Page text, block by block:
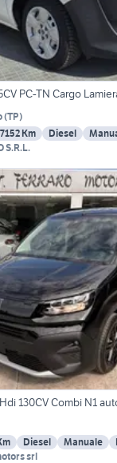
PC-TN Cargo
(TP)
Km Diesel
S.R.L.
130CV Combi N1
Diesel Manuale
srl